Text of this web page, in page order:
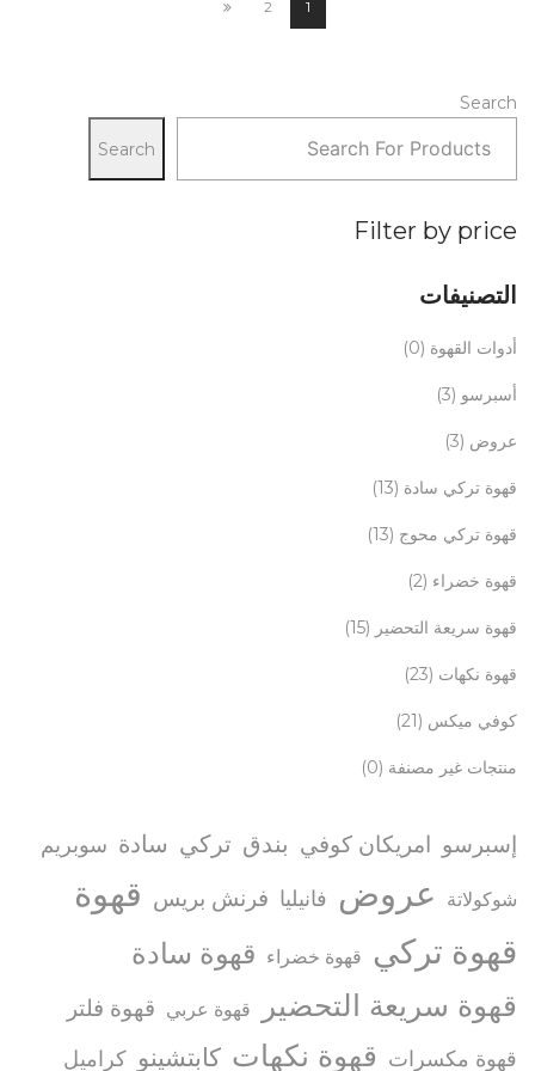
1
2
Search
Search
Filter by price
التصنيفات
أدوات القهوة (0)
أسبرسو (3)
عروض (3)
قهوة تركي سادة (13)
قهوة تركي محوج (13)
قهوة خضراء (2)
قهوة سريعة التحضير (15)
قهوة نكهات (23)
كوفي ميكس (21)
منتجات غير مصنفة (0)
إسبرسو امريكان كوفي بندق تركي سادة سوبريم
شوكولاتة عروض فانيليا فرنش بريس قهوة
قهوة تركي قهوة خضراء قهوة سادة
قهوة سريعة التحضير قهوة عربي قهوة فلتر
قهوة مكسرات قهوة نكهات كابتشينو كراميل